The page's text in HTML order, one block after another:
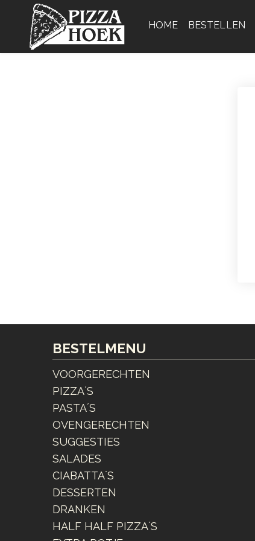
HOME BESTELLEN
BESTELMENU
VOORGERECHTEN
PIZZA´S
PASTA´S
OVENGERECHTEN
SUGGESTIES
SALADES
CIABATTA´S
DESSERTEN
DRANKEN
HALF HALF PIZZA´S